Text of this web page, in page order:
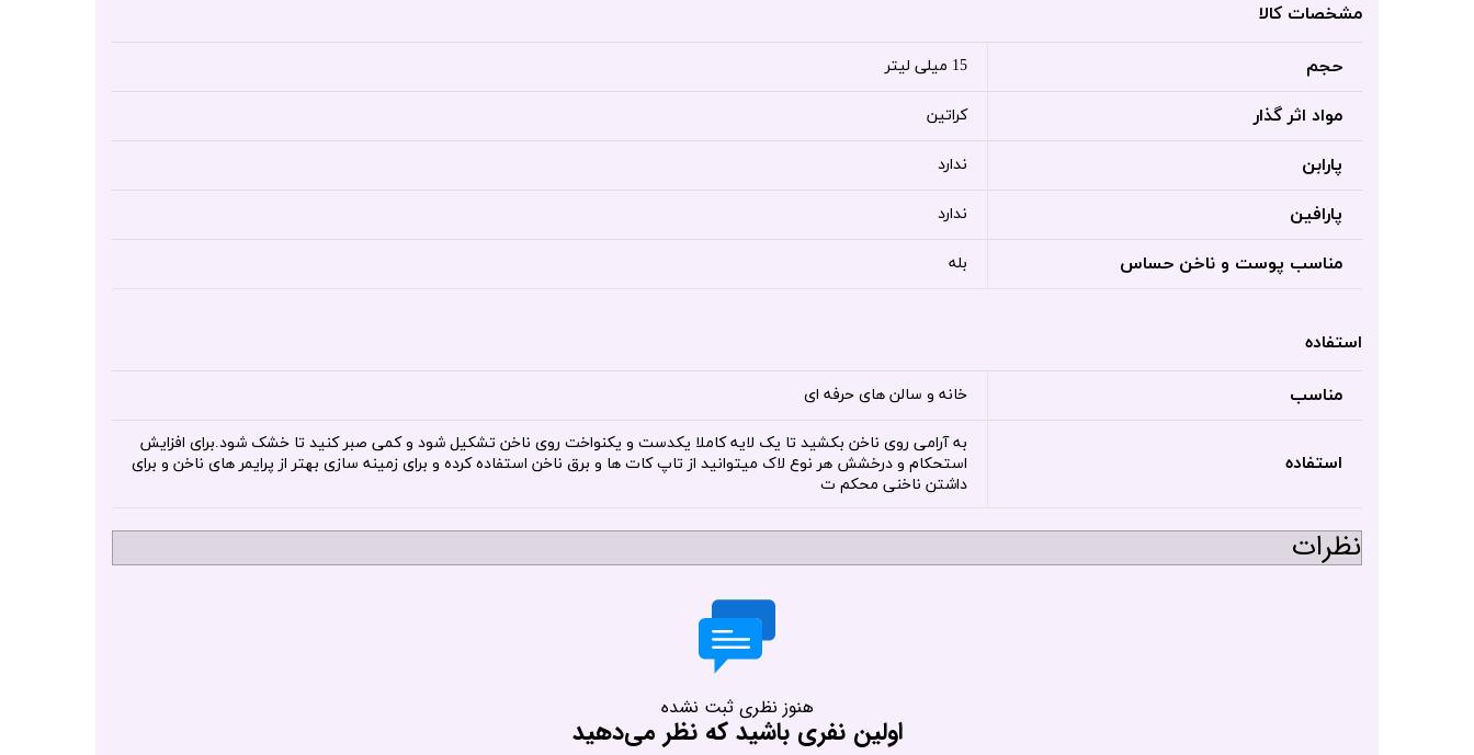
مشخصات کالا
حجم 15 میلی لیتر
مواد اثر گذار کراتین
پارابن ندارد
پارافین ندارد
مناسب پوست و ناخن حساس بله
استفاده
مناسب خانه و سالن های حرفه ای
استفاده
به آرامی روی ناخن بکشید تا یک لایه کاملا یکدست و یکنواخت روی ناخن تشکیل شود و کمی صبر کنید تا خشک شود.برای افزایش
استحکام و درخشش هر نوع لاک میتوانید از تاپ کات ها و برق ناخن استفاده کرده و برای زمینه سازی بهتر از پرایمر های ناخن و برای
داشتن ناخنی محکم ت
نظرات
هنوز نظری ثبت نشده
اولین نفری باشید که نظر می‌دهید